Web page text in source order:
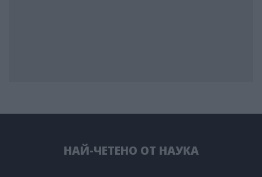
НАЙ-ЧЕТЕНО ОТ НАУКА